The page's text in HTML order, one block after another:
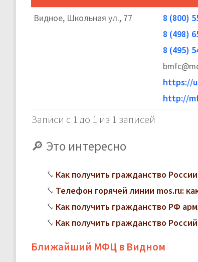
Видное, Школьная ул., 77
8 (800)
8 (498)
8 (495)
https://
http://
Записи с 1 до 1 из 1 записей
Это интересно
Как получить гражданство
Телефон горячей линии mos.ru:
Как получить гражданство РФ
Как получить гражданство
Ближайший МФЦ в Видном